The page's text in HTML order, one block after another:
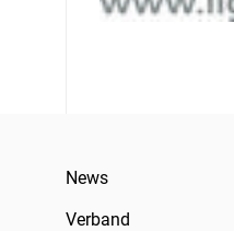
News
Verband